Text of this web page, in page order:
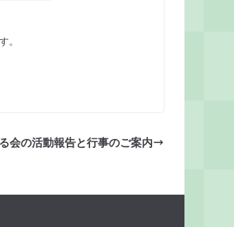
。
会の活動報告と行事のご案内